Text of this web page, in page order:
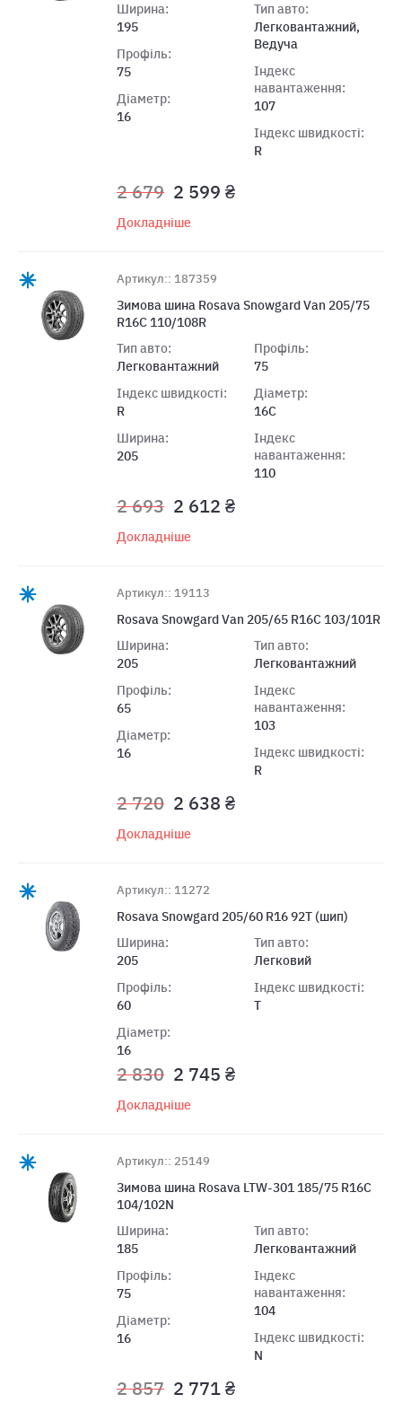
Ширина:
195
Профіль:
75
Діаметр:
16
Тип авто:
Легковантажний,
Ведуча
Індекс
навантаження:
107
Індекс швидкості:
R
2 679 2 599 ₴
Докладніше
Артикул:: 187359
Зимова шина Rosava Snowgard Van 205/75
R16C 110/108R
Тип авто:
Легковантажний
Індекс швидкості:
R
Ширина:
205
Профіль:
75
Діаметр:
16C
Індекс
навантаження:
110
2 693 2 612 ₴
Докладніше
Артикул:: 19113
Rosava Snowgard Van 205/65 R16C 103/101R
Ширина:
205
Профіль:
65
Діаметр:
16
Тип авто:
Легковантажний
Індекс
навантаження:
103
Індекс швидкості:
R
2 720 2 638 ₴
Докладніше
Артикул:: 11272
Rosava Snowgard 205/60 R16 92T (шип)
Ширина:
205
Профіль:
60
Діаметр:
16
Тип авто:
Легковий
Індекс швидкості:
T
2 830 2 745 ₴
Докладніше
Артикул:: 25149
Зимова шина Rosava LTW-301 185/75 R16C
104/102N
Ширина:
185
Профіль:
75
Діаметр:
16
Тип авто:
Легковантажний
Індекс
навантаження:
104
Індекс швидкості:
N
2 857 2 771 ₴